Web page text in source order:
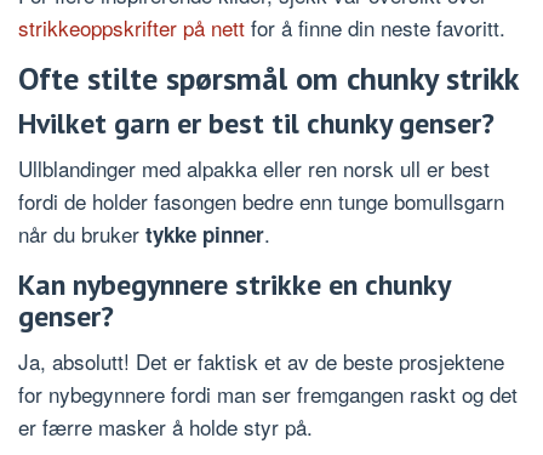
strikkeoppskrifter på nett for å finne din neste favoritt.
Ofte stilte spørsmål om chunky strikk
Hvilket garn er best til chunky genser?
Ullblandinger med alpakka eller ren norsk ull er best
fordi de holder fasongen bedre enn tunge bomullsgarn
når du bruker tykke pinner.
Kan nybegynnere strikke en chunky
genser?
Ja, absolutt! Det er faktisk et av de beste prosjektene
for nybegynnere fordi man ser fremgangen raskt og det
er færre masker å holde styr på.